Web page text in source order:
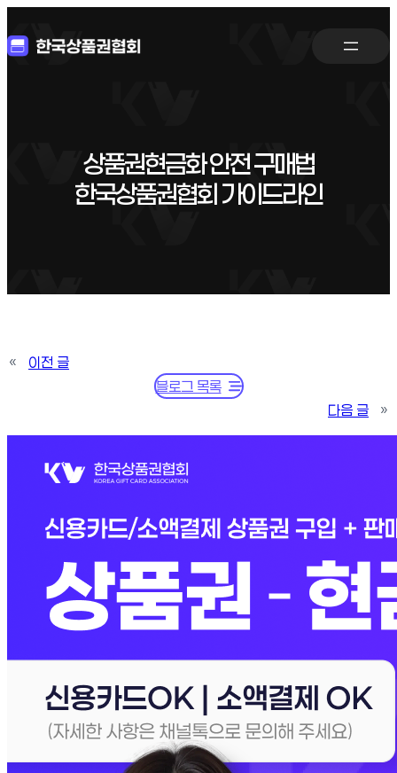
상품권현금화 안전 구매법
한국상품권협회 가이드라인
«
이전 글
블로그 목록
다음 글
»